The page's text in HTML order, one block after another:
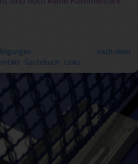
nach oben
·
· Gästebuch · Links